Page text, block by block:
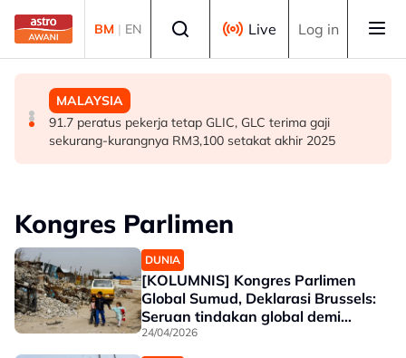
Skip to main content
BM | EN Live Log in
MALAYSIA
RS-2: PBT perlu kekal skor 95 peratus, pastikan
perkhidmatan terbaik kepada rakyat - Amirudin
MALAYSIA
Renjatan elektrik: Jenazah tiga anggota polis
diterbangkan pulang ke kampung halaman
MALAYSIA
91.7 peratus pekerja tetap GLIC, GLC terima gaji
sekurang-kurangnya RM3,100 setakat akhir 2025
Kongres Parlimen
DUNIA
[KOLUMNIS] Kongres Parlimen
Global Sumud, Deklarasi Brussels:
Seruan tindakan global demi
Palestin
24/04/2026